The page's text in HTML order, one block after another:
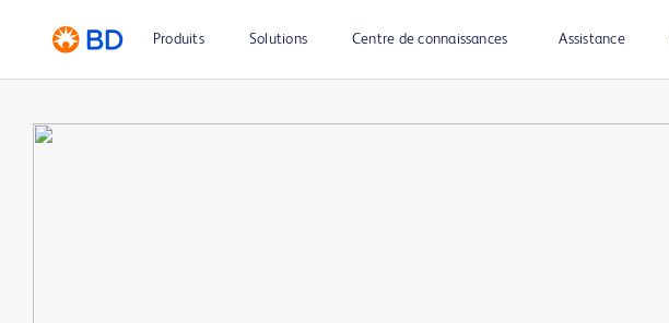
Produits Solutions Centre de connaissances Assistance